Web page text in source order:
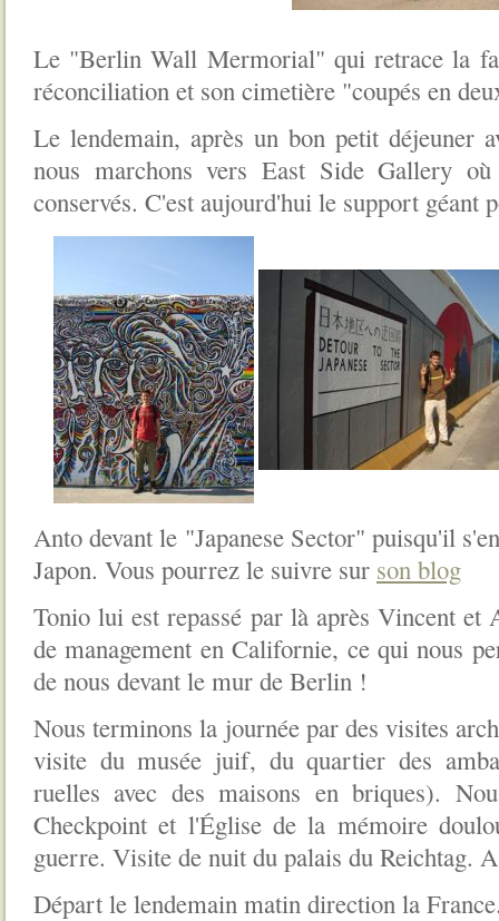
Le "Berlin Wall Mermorial" qui retrace la
réconciliation et son cimetière "coupés en
Le lendemain, après un bon petit déjeuner
nous marchons vers East Side Gallery
conservés. C'est aujourd'hui le support géant
Anto devant le "Japanese Sector" puisqu'il
Japon. Vous pourrez le suivre sur son blog
Tonio lui est repassé par là après Vincent et
de management en Californie, ce qui nous
de nous devant le mur de Berlin !
Nous terminons la journée par des visites
visite du musée juif, du quartier des
ruelles avec des maisons en briques).
Checkpoint et l'Église de la mémoire
guerre. Visite de nuit du palais du Reichtag.
Départ le lendemain matin direction la